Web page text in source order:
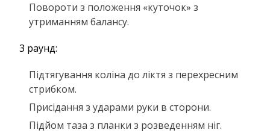
Повороти з положення «куточок» з
утриманням балансу.
3 раунд:
Підтягування коліна до ліктя з перехресним
стрибком.
Присідання з ударами руки в сторони.
Підйом таза з планки з розведенням ніг.